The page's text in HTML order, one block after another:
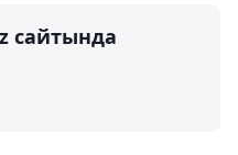
сайтында